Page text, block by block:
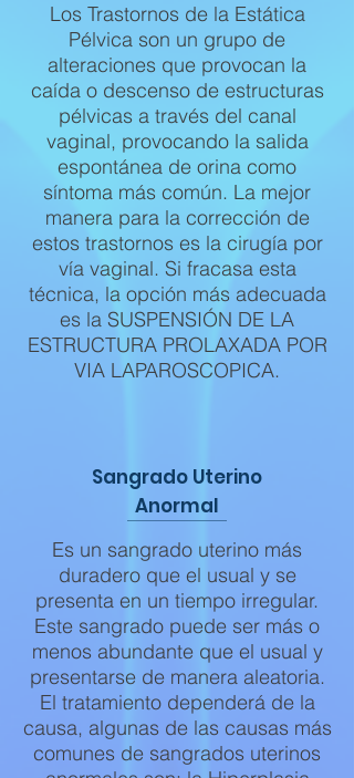
Los Trastornos de la Estática
Pélvica son un grupo de
alteraciones que provocan la
caída o descenso de estructuras
pélvicas a través del canal
vaginal, provocando la salida
espontánea de orina como
síntoma más común. La mejor
manera para la corrección de
estos trastornos es la cirugía por
vía vaginal. Si fracasa esta
técnica, la opción más adecuada
es la SUSPENSIÓN DE LA
ESTRUCTURA PROLAXADA POR
VIA LAPAROSCOPICA.
Sangrado Uterino
Anormal
Es un sangrado uterino más
duradero que el usual y se
presenta en un tiempo irregular.
Este sangrado puede ser más o
menos abundante que el usual y
presentarse de manera aleatoria.
El tratamiento dependerá de la
causa, algunas de las causas más
comunes de sangrados uterinos